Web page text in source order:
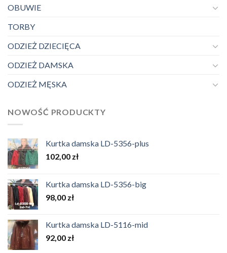
OBUWIE
TORBY
ODZIEŻ DZIECIĘCA
ODZIEŻ DAMSKA
ODZIEŻ MĘSKA
NOWOŚĆ PRODUCKTY
Kurtka damska LD-5356-plus
102,00 zł
Kurtka damska LD-5356-big
98,00 zł
Kurtka damska LD-5116-mid
92,00 zł